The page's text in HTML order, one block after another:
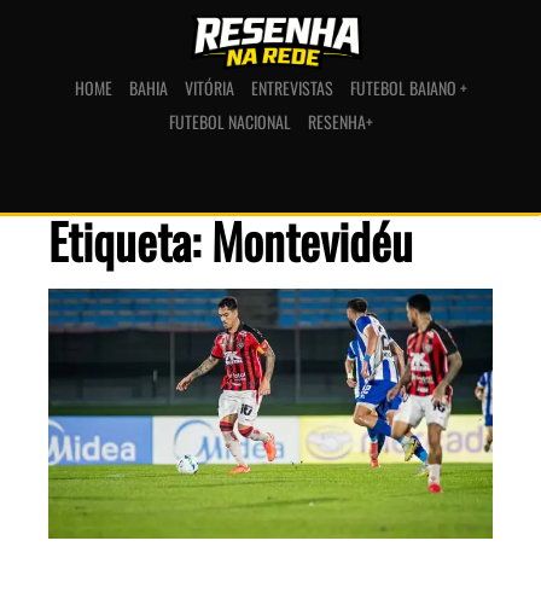
HOME BAHIA VITÓRIA ENTREVISTAS
FUTEBOL BAIANO +
FUTEBOL NACIONAL
RESENHA+
Etiqueta: Montevidéu